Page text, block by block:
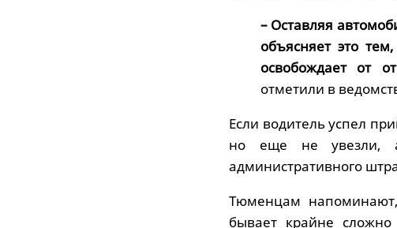
– Оставляя
объясняет это
освобождает от
отметили в
Если водитель успел
но еще не увезли,
административного
Тюменцам
бывает крайне